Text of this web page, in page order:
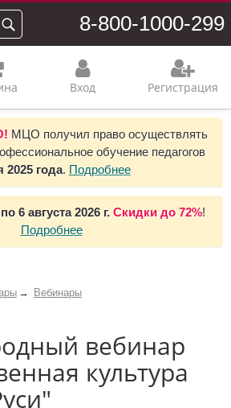
8-800-1000-299
Вход Регистрация
МЦО получил право осуществлять
обучение педагогов
2025 года. Подробнее
6 августа 2026 г. Скидки до 72%!
Подробнее
Вебинары
вебинар
культура